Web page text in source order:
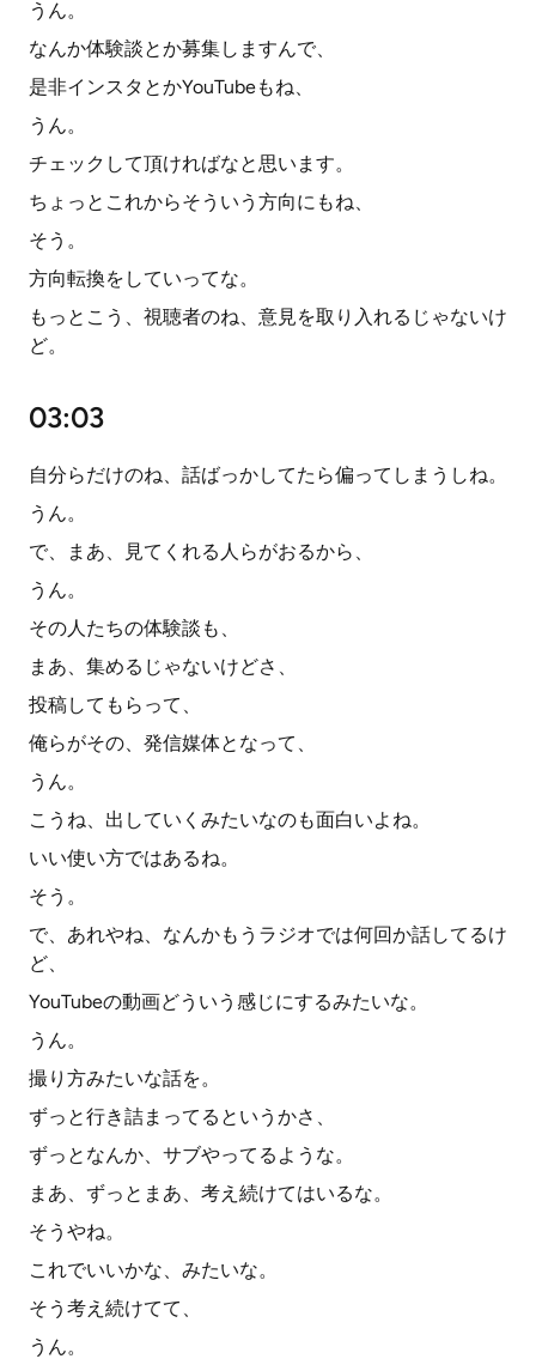
うん。
なんか体験談とか募集しますんで、
是非インスタとかYouTubeもね、
うん。
チェックして頂ければなと思います。
ちょっとこれからそういう方向にもね、
そう。
方向転換をしていってな。
もっとこう、視聴者のね、意見を取り入れるじゃないけ
ど。
03:03
自分らだけのね、話ばっかしてたら偏ってしまうしね。
うん。
で、まあ、見てくれる人らがおるから、
うん。
その人たちの体験談も、
まあ、集めるじゃないけどさ、
投稿してもらって、
俺らがその、発信媒体となって、
うん。
こうね、出していくみたいなのも面白いよね。
いい使い方ではあるね。
そう。
で、あれやね、なんかもうラジオでは何回か話してるけ
ど、
YouTubeの動画どういう感じにするみたいな。
うん。
撮り方みたいな話を。
ずっと行き詰まってるというかさ、
ずっとなんか、サブやってるような。
まあ、ずっとまあ、考え続けてはいるな。
そうやね。
これでいいかな、みたいな。
そう考え続けてて、
うん。